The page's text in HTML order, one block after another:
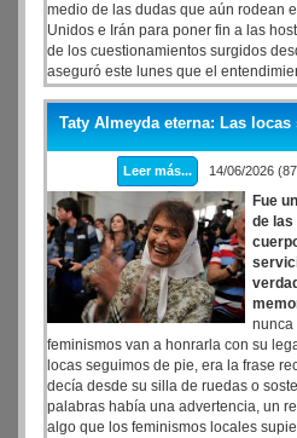
medio de las dudas que aún rodean
Unidos e Irán para poner fin a las
de los cuestionamientos surgidos
aseguró este lunes que el
está firmado y afirmó que los buques
nuevamente por el estrecho de Ormuz
Taty Almeyda eterna: Las
Leer más... 14/06/2026
Fue
de las
nunca
feminismos van a honrarla con su
locas seguimos de pie, era la frase
decía desde su silla de ruedas o
palabras había una advertencia, un
algo que los feminismos locales